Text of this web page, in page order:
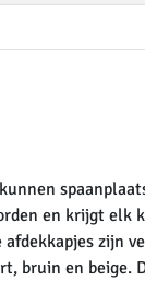
en krijgt elk
zijn
bruin en beige.